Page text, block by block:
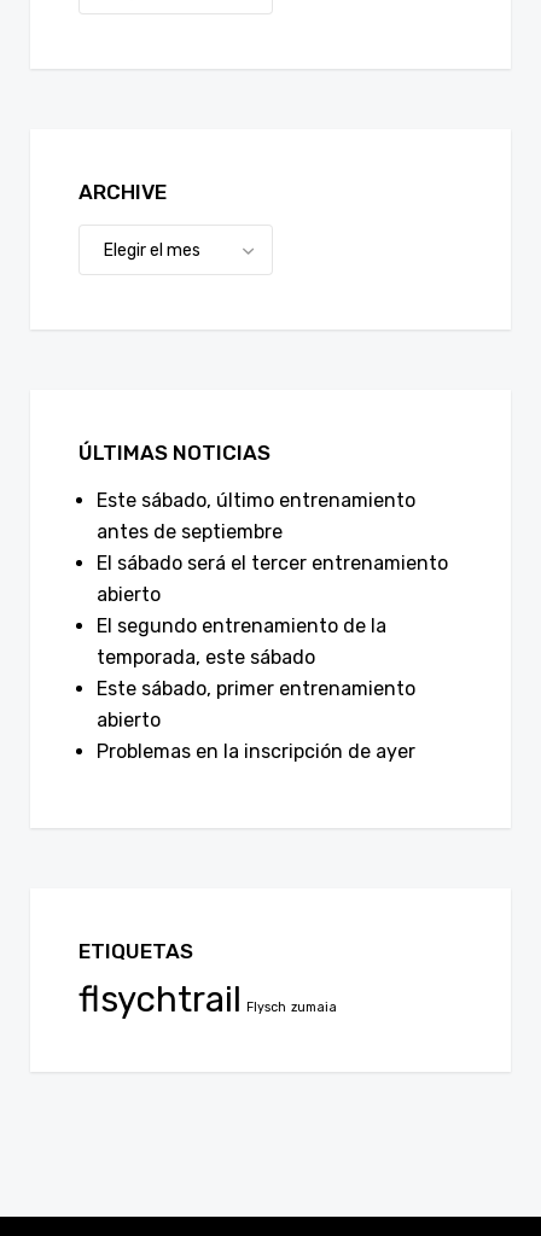
ARCHIVE
ÚLTIMAS NOTICIAS
Este sábado, último entrenamiento
antes de septiembre
El sábado será el tercer entrenamiento
abierto
El segundo entrenamiento de la
temporada, este sábado
Este sábado, primer entrenamiento
abierto
Problemas en la inscripción de ayer
ETIQUETAS
flsychtrail Flysch zumaia